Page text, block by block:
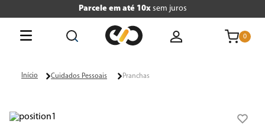
Parcele em até 10xsem juros
0
Cuidados Pessoais Pranchas